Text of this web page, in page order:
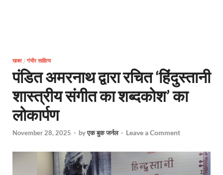
खबर/ गंभीर साहित्य
पंडित अमरनाथ द्वारा रचित ‘हिंदुस्तानी
शास्त्रीय संगीत का शब्दकोश’ का
लोकार्पण
November 28, 2025 - byएक बुक जर्नल - Leave a Comment